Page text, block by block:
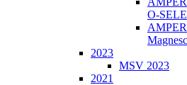
O-
2023
MSV 2023
2021